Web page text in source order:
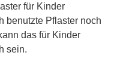
für Kinder
benutzte Pflaster noch
das für Kinder
sein.